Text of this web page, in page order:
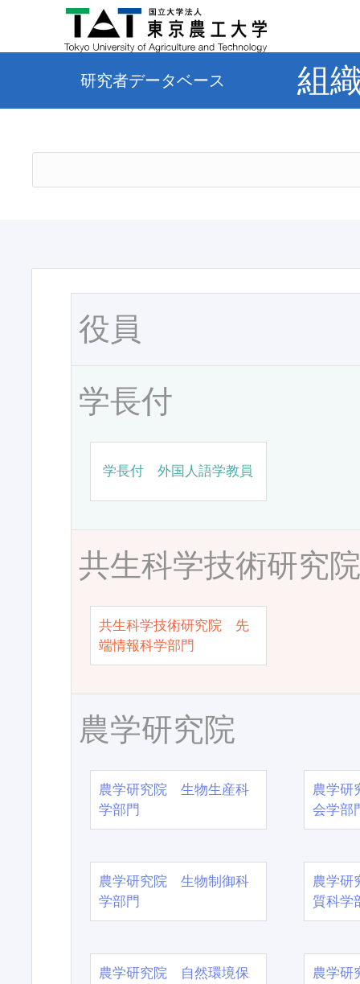
研究者データベース 組
役員
学長付
学長付 外国人語学教員
共生科学技術研究
共生科学技術研究院 先
端情報科学部門
農学研究院
農学研究院 生物生産科
学部門
農学
会学部
農学研究院 生物制御科
学部門
農学
質科学
農学研究院 自然環境保
農学